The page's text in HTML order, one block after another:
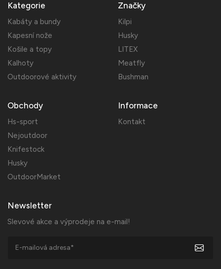
Kategorie
Kabáty a bundy
Kapesní nože
Košile a topy
Kalhoty
Outdoorové aktivity
Značky
Kilpi
Husky
LITEX
Meatfly
Bushman
Obchody
Hs-sport
Nejoutdoor
Knifestock
Husky
OutdoorMarket
Informace
Kontakt
Newsletter
Slevové akce a výprodeje na e-mail!